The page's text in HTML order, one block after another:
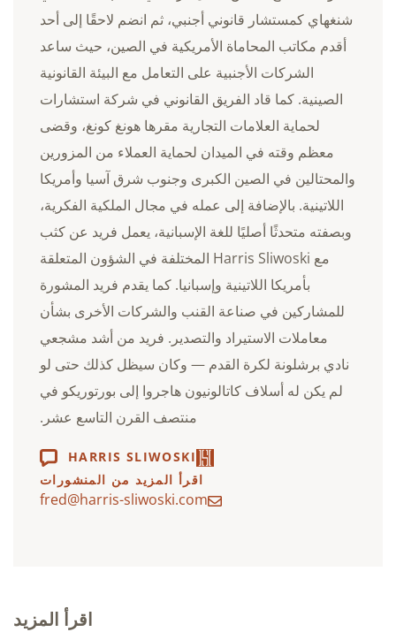
شنغهاي كمستشار قانوني أجنبي، ثم انضم لاحقًا إلى أحد
أقدم مكاتب المحاماة الأمريكية في الصين، حيث ساعد
الشركات الأجنبية على التعامل مع البيئة القانونية
الصينية. كما قاد الفريق القانوني في شركة استشارات
لحماية العلامات التجارية مقرها هونغ كونغ، وقضى
معظم وقته في الميدان لحماية العملاء من المزورين
والمحتالين في الصين الكبرى وجنوب شرق آسيا وأمريكا
اللاتينية. بالإضافة إلى عمله في مجال الملكية الفكرية،
وبصفته متحدثًا أصليًا للغة الإسبانية، يعمل فريد عن كثب
مع Harris Sliwoski المختلفة في الشؤون المتعلقة
بأمريكا اللاتينية وإسبانيا. كما يقدم فريد المشورة
للمشاركين في صناعة القنب والشركات الأخرى بشأن
معاملات الاستيراد والتصدير. فريد من أشد مشجعي
نادي برشلونة لكرة القدم — وكان سيظل كذلك حتى لو
لم يكن له أسلاف كاتالونيون هاجروا إلى بورتوريكو في
منتصف القرن التاسع عشر.
HARRIS SLIWOSKI
اقرأ المزيد من المنشورات
fred@harris-sliwoski.com
اقرأ المزيد